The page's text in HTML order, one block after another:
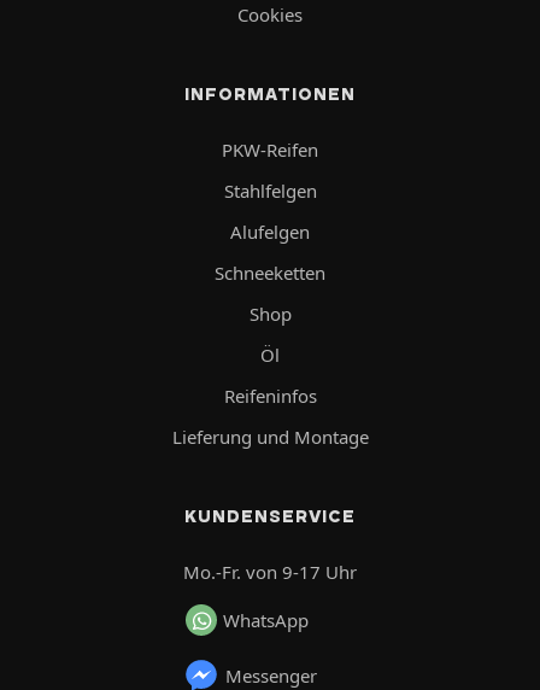
Cookies
INFORMATIONEN
PKW-Reifen
Stahlfelgen
Alufelgen
Schneeketten
Shop
Öl
Reifeninfos
Lieferung und Montage
KUNDENSERVICE
Mo.-Fr. von 9-17 Uhr
WhatsApp
Messenger